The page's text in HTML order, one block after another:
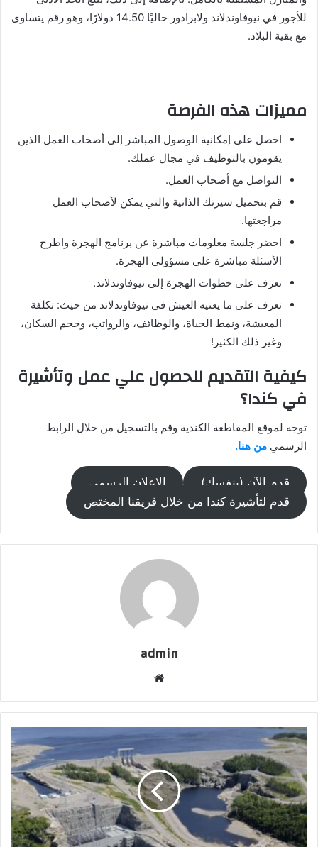
للأجور في نيوفاوندلاند ولابرادور حاليًا 14.50 دولارًا، وهو رقم يتساوى
مع بقية البلاد.
مميزات هذه الفرصة
احصل على إمكانية الوصول المباشر إلى أصحاب العمل الذين
يقومون بالتوظيف في مجال عملك.
التواصل مع أصحاب العمل.
قم بتحميل سيرتك الذاتية والتي يمكن لأصحاب العمل
مراجعتها.
احضر جلسة معلومات مباشرة عن برنامج الهجرة واطرح
الأسئلة مباشرة على مسؤولي الهجرة.
تعرف على خطوات الهجرة إلى نيوفاوندلاند.
تعرف على ما يعنيه العيش في نيوفاوندلاند من حيث: تكلفة
المعيشة، ونمط الحياة، والوظائف، والرواتب، وحجم السكان،
وغير ذلك الكثير!
كيفية التقديم للحصول علي عمل وتأشيرة
في كندا؟
توجه لموقع المقاطعة الكندية وقم بالتسجيل من خلال الرابط
الرسمي من هنا.
قدم الآن (بنفسك)
الإعلان الرسمي
قدم لتأشيرة كندا من خلال فريقنا المختص
admin